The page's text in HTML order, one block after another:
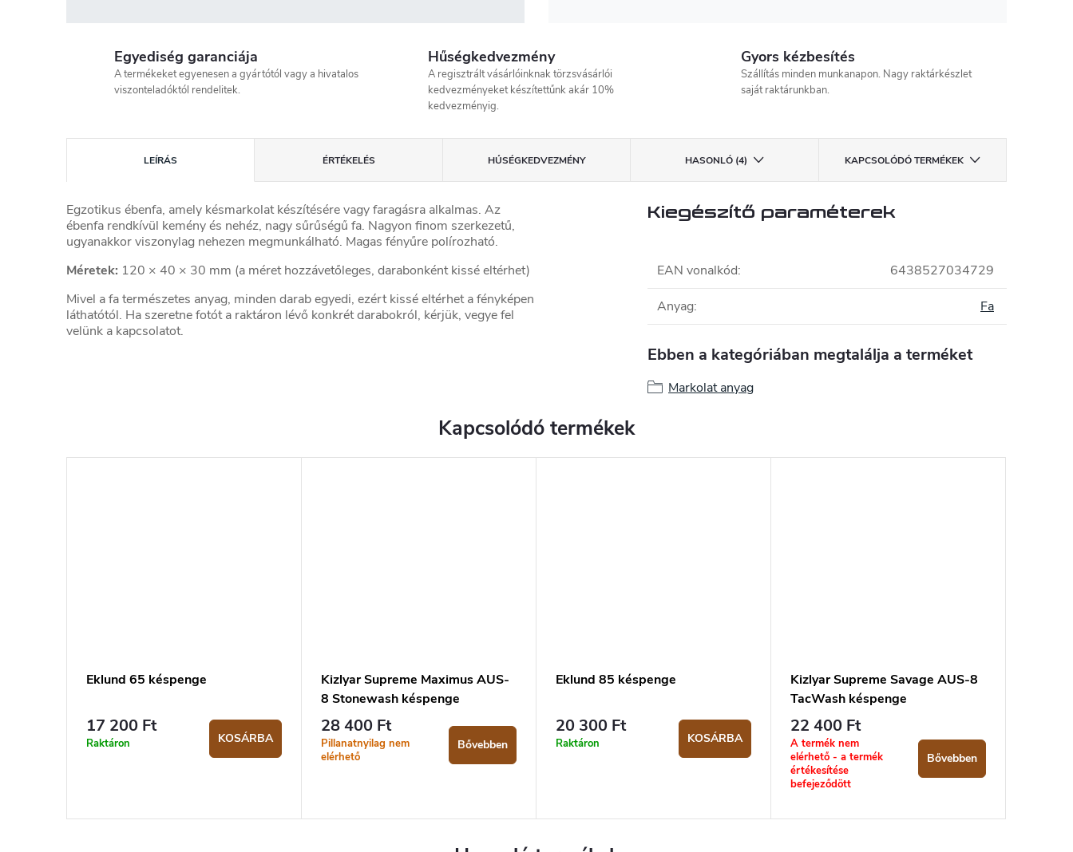
Egyediség garanciája
A termékeket egyenesen a gyártótól vagy a hivatalos
viszonteladóktól rendelitek.
Hűségkedvezmény
A regisztrált vásárlóinknak törzsvásárlói
kedvezményeket készítettűnk akár 10%
kedvezményig.
Gyors kézbesítés
Szállítás minden munkanapon. Nagy raktárkészlet
saját raktárunkban.
LEÍRÁS ÉRTÉKELÉS HŰSÉGKEDVEZMÉNY HASONLÓ (4) KAPCSOLÓDÓ TERMÉKEK
Egzotikus ébenfa, amely késmarkolat készítésére vagy faragásra alkalmas. Az
ébenfa rendkívül kemény és nehéz, nagy sűrűségű fa. Nagyon finom szerkezetű,
ugyanakkor viszonylag nehezen megmunkálható. Magas fényűre polírozható.
Méretek: 120 × 40 × 30 mm (a méret hozzávetőleges, darabonként kissé eltérhet)
Mivel a fa természetes anyag, minden darab egyedi, ezért kissé eltérhet a fényképen
láthatótól. Ha szeretne fotót a raktáron lévő konkrét darabokról, kérjük, vegye fel
velünk a kapcsolatot.
Kiegészítő paraméterek
EAN vonalkód: 6438527034729
Anyag: Fa
Ebben a kategóriában megtalálja a terméket
Markolat anyag
Kapcsolódó termékek
Eklund 65 késpenge
17 200 Ft
Raktáron KOSÁRBA
Kizlyar Supreme Maximus AUS-
8 Stonewash késpenge
28 400 Ft
Pillanatnyilag nem
elérhető
Bővebben
Eklund 85 késpenge
20 300 Ft
Raktáron KOSÁRBA
Kizlyar Supreme Savage AUS-8
TacWash késpenge
22 400 Ft
A termék nem
elérhető - a termék
értékesítése
befejeződött
Bővebben